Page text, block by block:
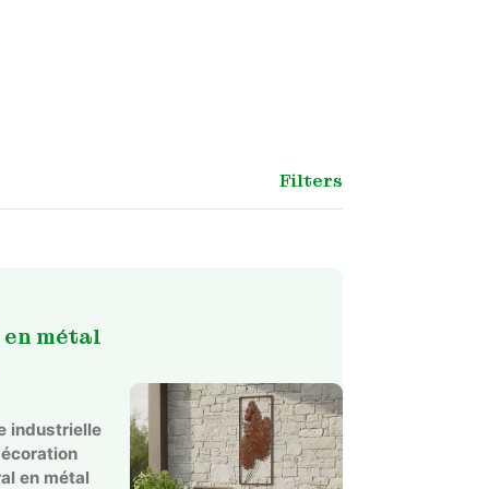
Filters
métal
industrielle
en métal